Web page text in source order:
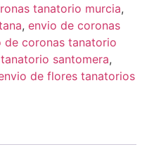
tanatorio murcia,
, envio de coronas
de coronas tanatorio
santomera,
de flores tanatorios